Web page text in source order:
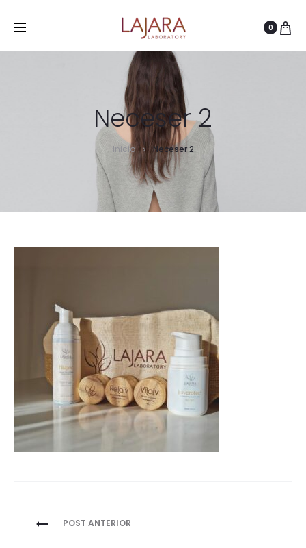
0
Neceser 2
Inicio Neceser 2
Navegación
POST ANTERIOR